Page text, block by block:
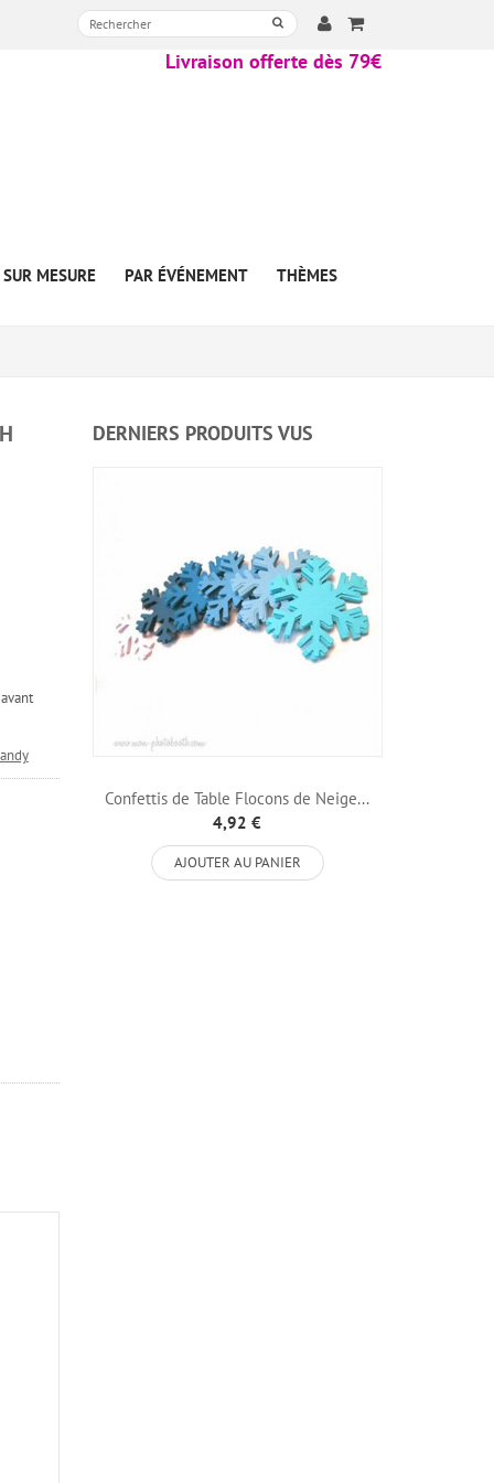
Livraison offerte dès 79€
SUR MESURE PAR ÉVÉNEMENT THÈMES
DERNIERS PRODUITS VUS
Confettis de Table Flocons de Neige...
4,92 €
AJOUTER AU PANIER